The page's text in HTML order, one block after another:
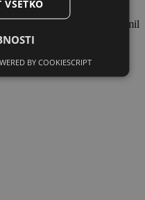
že som sa oboznámil
s osobnými údajmi
BY COOKIESCRIPT